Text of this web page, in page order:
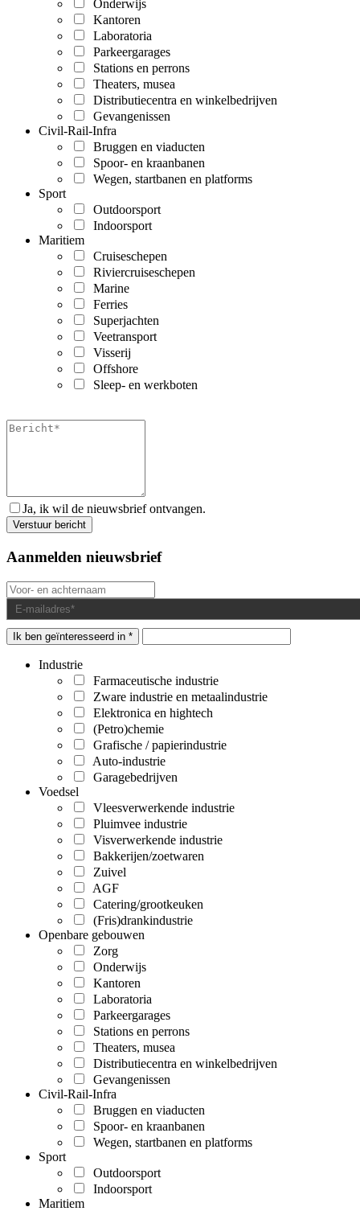
Onderwijs
Kantoren
Laboratoria
Parkeergarages
Stations en perrons
Theaters, musea
Distributiecentra en winkelbedrijven
Gevangenissen
Civil-Rail-Infra
Bruggen en viaducten
Spoor- en kraanbanen
Wegen, startbanen en platforms
Sport
Outdoorsport
Indoorsport
Maritiem
Cruiseschepen
Riviercruiseschepen
Marine
Ferries
Superjachten
Veetransport
Visserij
Offshore
Sleep- en werkboten
Ja, ik wil de nieuwsbrief ontvangen.
Aanmelden nieuwsbrief
Ik ben geïnteresseerd in *
Industrie
Farmaceutische industrie
Zware industrie en metaalindustrie
Elektronica en hightech
(Petro)chemie
Grafische / papierindustrie
Auto-industrie
Garagebedrijven
Voedsel
Vleesverwerkende industrie
Pluimvee industrie
Visverwerkende industrie
Bakkerijen/zoetwaren
Zuivel
AGF
Catering/grootkeuken
(Fris)drankindustrie
Openbare gebouwen
Zorg
Onderwijs
Kantoren
Laboratoria
Parkeergarages
Stations en perrons
Theaters, musea
Distributiecentra en winkelbedrijven
Gevangenissen
Civil-Rail-Infra
Bruggen en viaducten
Spoor- en kraanbanen
Wegen, startbanen en platforms
Sport
Outdoorsport
Indoorsport
Maritiem